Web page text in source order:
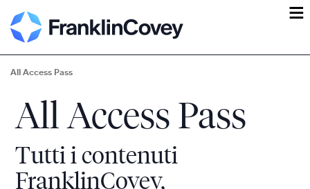
ĕ
All Access Pass
All Access Pass
Tutti i contenuti
FranklinCovey,